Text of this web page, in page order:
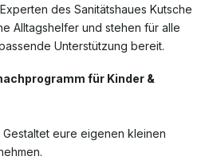
des Sanitätshaues Kutsche
Alltagshelfer und stehen für alle
Unterstützung bereit.
für Kinder &
Gestaltet eure eigenen kleinen